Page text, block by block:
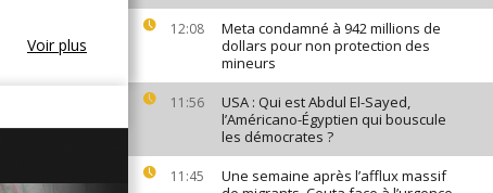
12:08
Meta condamné à 942 millions de
dollars pour non protection des
mineurs
11:56
USA : Qui est Abdul El-Sayed,
l’Américano-Égyptien qui bouscule
les démocrates ?
11:45
Une semaine après l’afflux massif
Voir plus